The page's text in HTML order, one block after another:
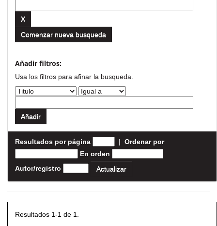
Comenzar nueva busqueda
Añadir filtros:
Usa los filtros para afinar la busqueda.
Resultados por página | Ordenar por
En orden
Autor/registro
Resultados 1-1 de 1.